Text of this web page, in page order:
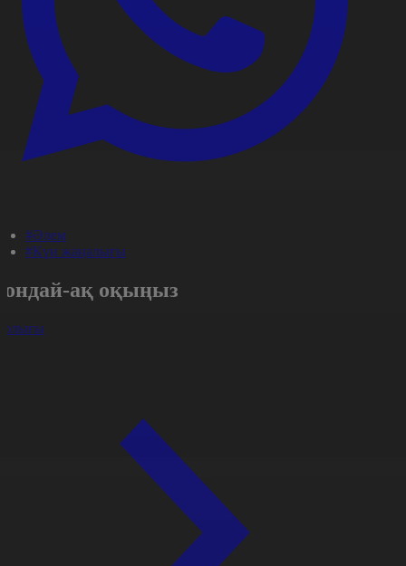
#Әлем
#Күн жаңалығы
ақ оқыңыз